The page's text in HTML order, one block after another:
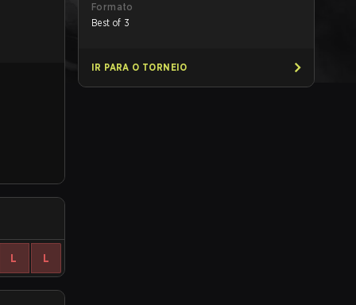
L L
Formato
Best of 3
IR PARA O TORNEIO